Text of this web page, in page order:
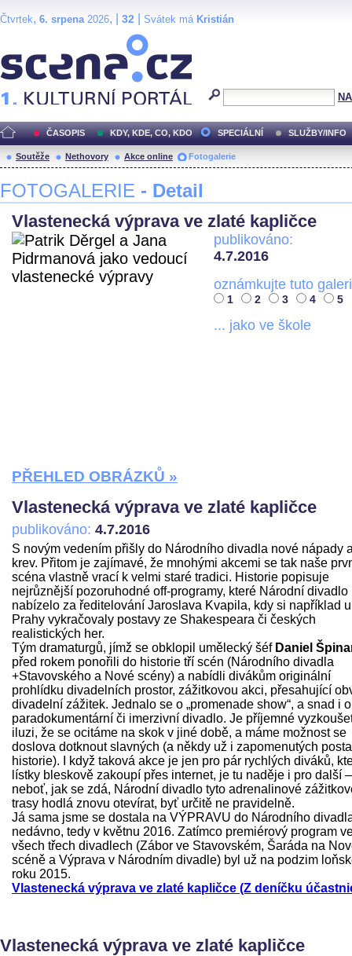
Čtvrtek, 6. srpena2026, | 32 Svátek má Kristián
ČASOPIS KDY, KDE, CO, KDO SPECIÁLNÍ SLUŽBY/INFO
Soutěže Nethovory Akce online Fotogalerie
FOTOGALERIE - Detail
Vlastenecká výprava ve zlaté kapličce
publikováno:
4.7.2016
oznámkujte tuto
1 2 3 4 5
... jako ve škole
PŘEHLED OBRÁZKŮ »
Vlastenecká výprava ve zlaté kapličce
publikováno: 4.7.2016
S novým vedením přišly do Národního divadla nové nápady
krev. Přitom je zajímavé, že mnohými akcemi se tak naše
scéna vlastně vrací k velmi staré tradici. Historie popisuje
nejrůznější pozoruhodné off-programy, které Národní divadlo
nabízelo za ředitelování Jaroslava Kvapila, kdy si například
Prahy vykračovaly postavy ze Shakespeara či českých
realistických her.
Tým dramaturgů, jímž se obklopil umělecký šéf Daniel
před rokem ponořili do historie tří scén (Národního divadla
+Stavovského a Nové scény) a nabídli divákům originální
prohlídku divadelních prostor, zážitkovou akci, přesahující
divadelní zážitek. Jednalo se o „promenade show“, a snad i o
paradokumentární či imerzivní divadlo. Je příjemné
iluzi, že se ocitáme na skok v jiné době, a máme možnost se
doslova dotknout slavných (a někdy už i zapomenutých
historie). I když taková akce je jen pro pár rychlých diváků,
lístky bleskově zakoupí přes internet, je tu naděje i pro další –
neboť, jak se zdá, Národní divadlo tyto adrenalinové
trasy hodlá znovu otevírat, byť určitě ne pravidelně.
Já sama jsme se dostala na VÝPRAVU do Národního
nedávno, tedy v květnu 2016. Zatímco premiérový program
všech třech divadlech (Zábor ve Stavovském, Šaráda na
scéně a Výprava v Národním divadle) byl už na podzim
roku 2015.
Vlastenecká výprava ve zlaté kapličce (Z deníčku
Vlastenecká výprava ve zlaté kapličce